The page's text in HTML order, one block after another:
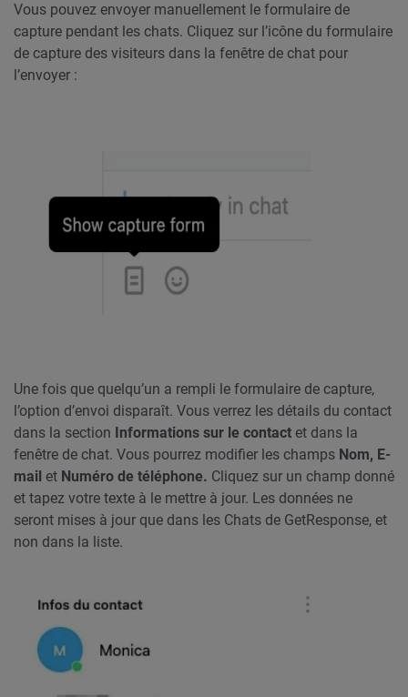
Vous pouvez envoyer manuellement le formulaire de
capture pendant les chats. Cliquez sur l’icône du formulaire
de capture des visiteurs dans la fenêtre de chat pour
l’envoyer :
Une fois que quelqu’un a rempli le formulaire de capture,
l’option d’envoi disparaît. Vous verrez les détails du contact
dans la section Informations sur le contact et dans la
fenêtre de chat. Vous pourrez modifier les champs Nom, E-
mail et Numéro de téléphone. Cliquez sur un champ donné
et tapez votre texte à le mettre à jour. Les données ne
seront mises à jour que dans les Chats de GetResponse, et
non dans la liste.